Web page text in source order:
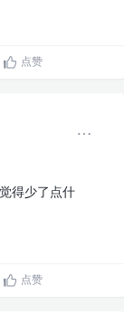
点赞
得少了点什
点赞